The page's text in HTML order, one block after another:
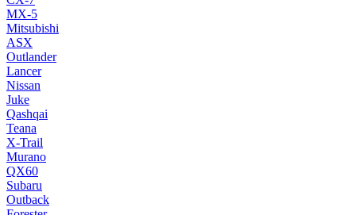
MX-5
Mitsubishi
ASX
Outlander
Lancer
Nissan
Juke
Qashqai
Teana
X-Trail
Murano
QX60
Subaru
Outback